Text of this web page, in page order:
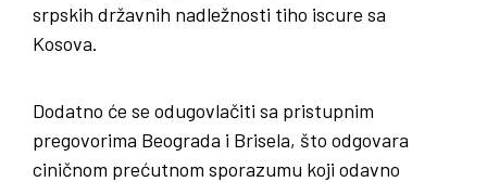
srpskih državnih nadležnosti tiho iscure sa
Kosova.
Dodatno će se odugovlačiti sa pristupnim
pregovorima Beograda i Brisela, što odgovara
ciničnom prećutnom sporazumu koji odavno